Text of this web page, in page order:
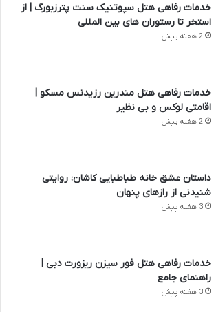
خدمات رفاهی هتل سپوتنیک سنت پترزبورگ | از
استخر تا رستوران های بین المللی
2 هفته پیش
خدمات رفاهی هتل مندرین رزیدنس مسکو |
اقامتی لوکس و بی نظیر
2 هفته پیش
داستان عشق خانه طباطبایی کاشان: روایتی
شنیدنی از رازهای پنهان
3 هفته پیش
خدمات رفاهی هتل فور سیزن ریزورت دبی |
راهنمای جامع
3 هفته پیش